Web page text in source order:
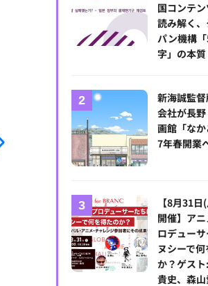
国コンテ
読み解く
パン機構
字」の本質
新海誠監
会社が長
画館「な
7年春開業
【8月31
開催】ア
ロデュー
ヌシーで
か？ゲス
貴史、森